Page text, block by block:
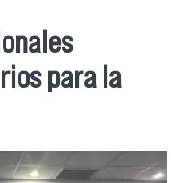
para la